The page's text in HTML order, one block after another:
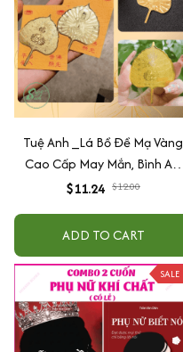
Tuệ Anh _Lá Bồ Đề Mạ Vàng
Cao Cấp May Mắn, Bình An,
Chiêu Tài Lộc
$11.24 $12.00
ADD TO CART
SALE